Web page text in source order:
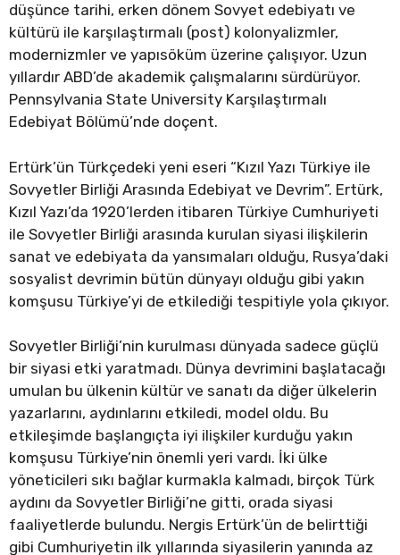
düşünce tarihi, erken dönem Sovyet edebiyatı ve
kültürü ile karşılaştırmalı (post) kolonyalizmler,
modernizmler ve yapısöküm üzerine çalışıyor. Uzun
yıllardır ABD’de akademik çalışmalarını sürdürüyor.
Pennsylvania State University Karşılaştırmalı
Edebiyat Bölümü’nde doçent.
Ertürk’ün Türkçedeki yeni eseri “Kızıl Yazı Türkiye ile
Sovyetler Birliği Arasında Edebiyat ve Devrim”. Ertürk,
Kızıl Yazı’da 1920’lerden itibaren Türkiye Cumhuriyeti
ile Sovyetler Birliği arasında kurulan siyasi ilişkilerin
sanat ve edebiyata da yansımaları olduğu, Rusya’daki
sosyalist devrimin bütün dünyayı olduğu gibi yakın
komşusu Türkiye’yi de etkilediği tespitiyle yola çıkıyor.
Sovyetler Birliği’nin kurulması dünyada sadece güçlü
bir siyasi etki yaratmadı. Dünya devrimini başlatacağı
umulan bu ülkenin kültür ve sanatı da diğer ülkelerin
yazarlarını, aydınlarını etkiledi, model oldu. Bu
etkileşimde başlangıçta iyi ilişkiler kurduğu yakın
komşusu Türkiye’nin önemli yeri vardı. İki ülke
yöneticileri sıkı bağlar kurmakla kalmadı, birçok Türk
aydını da Sovyetler Birliği’ne gitti, orada siyasi
faaliyetlerde bulundu. Nergis Ertürk’ün de belirttiği
gibi Cumhuriyetin ilk yıllarında siyasilerin yanında az